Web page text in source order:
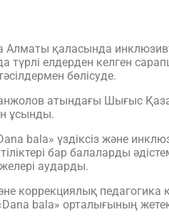
қаласында
түрлі елдерден келген
бөлісуде.
атындағы Шығыс
ұсынды.
bala» үздіксіз және
бар балаларды
аударды.
коррекциялық
bala» орталығының